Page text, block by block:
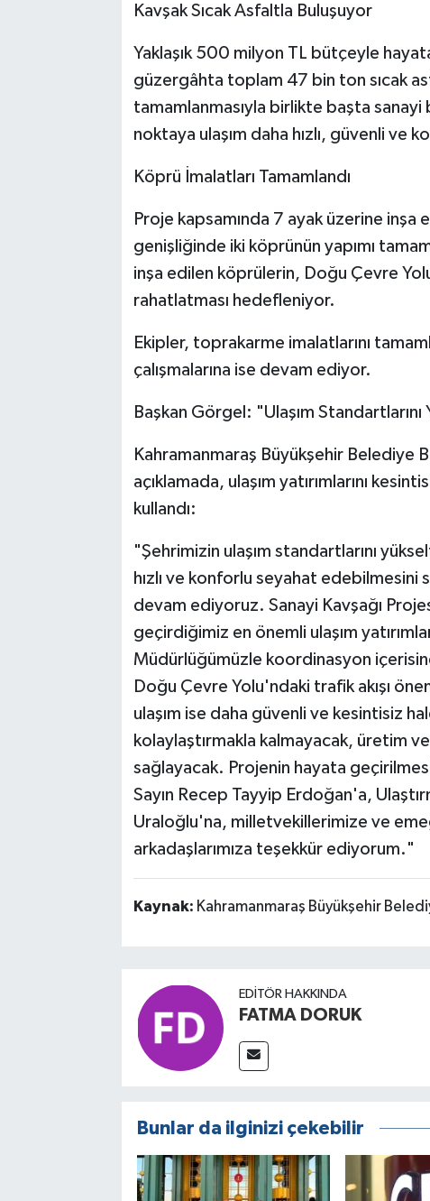
Kavşak Sıcak Asfaltla Buluşuyor
Yaklaşık 500 milyon TL bütçeyle
güzergâhta toplam 47 bin ton sıcak
tamamlanmasıyla birlikte başta
noktaya ulaşım daha hızlı, güvenli ve
Köprü İmalatları Tamamlandı
Proje kapsamında 7 ayak üzerine
genişliğinde iki köprünün yapımı
inşa edilen köprülerin, Doğu Çevre
rahatlatması hedefleniyor.
Ekipler, toprakarme imalatlarını
çalışmalarına ise devam ediyor.
Başkan Görgel: "Ulaşım
Kahramanmaraş Büyükşehir Belediye
açıklamada, ulaşım yatırımlarını
kullandı:
"Şehrimizin ulaşım standartlarını
hızlı ve konforlu seyahat edebilmesini
devam ediyoruz. Sanayi Kavşağı
geçirdiğimiz en önemli ulaşım
Müdürlüğümüzle koordinasyon
Doğu Çevre Yolu'ndaki trafik akışı
ulaşım ise daha güvenli ve kesintisiz
kolaylaştırmakla kalmayacak, üretim
sağlayacak. Projenin hayata
Sayın Recep Tayyip Erdoğan'a,
Uraloğlu'na, milletvekillerimize ve
arkadaşlarımıza teşekkür ediyorum."
Kaynak: Kahramanmaraş Büyükşehir
EDITÖR HAKKINDA
FATMA DORUK
Bunlar da ilginizi çekebilir